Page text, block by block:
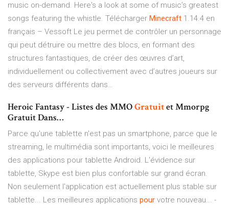
music on-demand. Here's a look at some of music’s greatest
songs featuring the whistle. Télécharger Minecraft 1.14.4 en
français – Vessoft Le jeu permet de contrôler un personnage
qui peut détruire ou mettre des blocs, en formant des
structures fantastiques, de créer des œuvres d’art,
individuellement ou collectivement avec d’autres joueurs sur
des serveurs différents dans…
Heroic Fantasy - Listes des MMOGratuitet Mmorpg
Gratuit Dans…
Parce qu'une tablette n'est pas un smartphone, parce que le
streaming, le multimédia sont importants, voici le meilleures
des applications pour tablette Android. L'évidence sur
tablette, Skype est bien plus confortable sur grand écran.
Non seulement l'application est actuellement plus stable sur
tablette... Les meilleures applications pour votre nouveau... -